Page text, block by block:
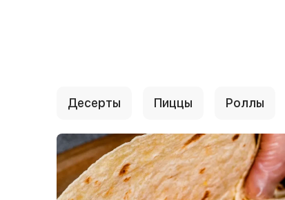
Десерты Пиццы Роллы